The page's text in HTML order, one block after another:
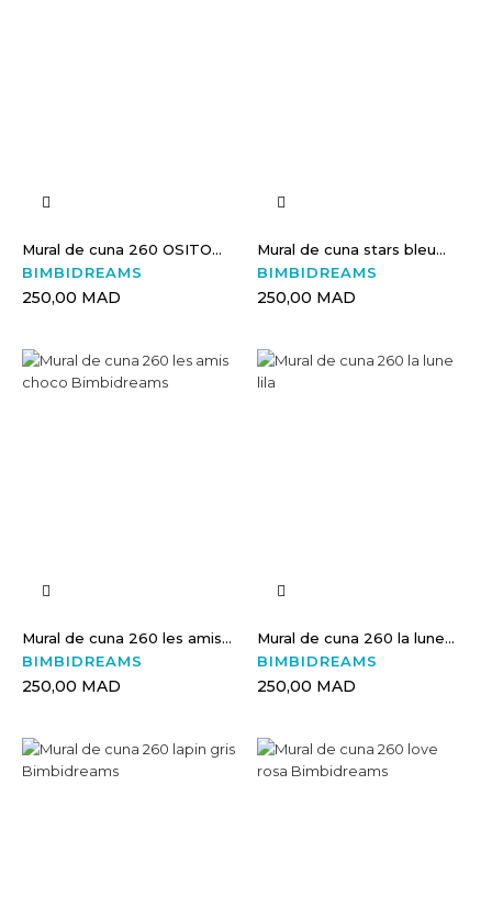
Mural de cuna 260 OSITO...
BIMBIDREAMS
250,00 MAD
Mural de cuna stars bleu...
BIMBIDREAMS
250,00 MAD
Mural de cuna 260 les amis...
BIMBIDREAMS
250,00 MAD
Mural de cuna 260 la lune...
BIMBIDREAMS
250,00 MAD